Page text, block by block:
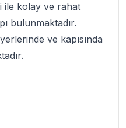
ile kolay ve rahat
bulunmaktadır.
ve kapısında